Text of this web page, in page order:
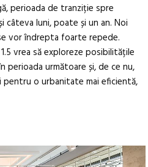
perioada de tranziție spre
luni, poate și un an. Noi
vor îndrepta foarte repede.
vrea să exploreze posibilitățile
perioada următoare și, de ce nu,
o urbanitate mai eficientă,